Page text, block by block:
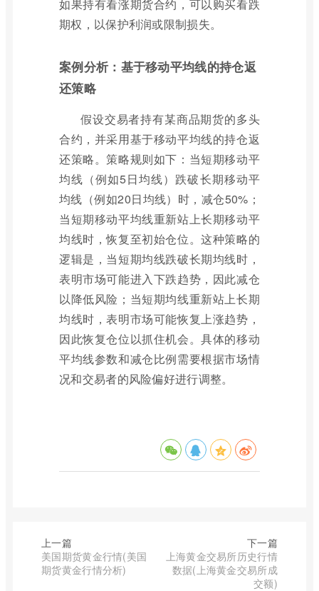
如果持有看涨期货合约，可以购买看跌
期权，以保护利润或限制损失。
案例分析：基于移动平均线的持仓返
还策略
假设交易者持有某商品期货的多头
合约，并采用基于移动平均线的持仓返
还策略。策略规则如下：当短期移动平
均线（例如5日均线）跌破长期移动平
均线（例如20日均线）时，减仓50%；
当短期移动平均线重新站上长期移动平
均线时，恢复至初始仓位。这种策略的
逻辑是，当短期均线跌破长期均线时，
表明市场可能进入下跌趋势，因此减仓
以降低风险；当短期均线重新站上长期
均线时，表明市场可能恢复上涨趋势，
因此恢复仓位以抓住机会。具体的移动
平均线参数和减仓比例需要根据市场情
况和交易者的风险偏好进行调整。
上一篇
美国期货黄金行情(美国
期货黄金行情分析)
下一篇
上海黄金交易所历史行情
数据(上海黄金交易所成
交额)